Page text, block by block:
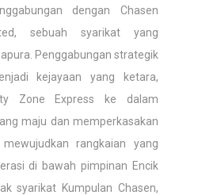
dengan Chasen
sebuah syarikat yang
Penggabungan strategik
kejayaan yang ketara,
Zone Express ke dalam
maju dan memperkasakan
rangkaian yang
di bawah pimpinan Encik
syarikat Kumpulan Chasen,